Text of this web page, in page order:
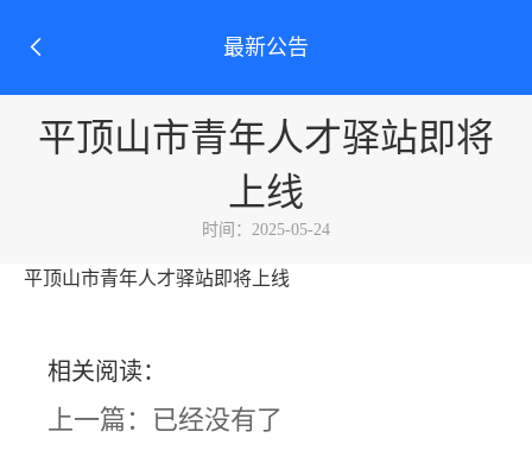
最新公告
平顶山市青年人才驿站即将
上线
时间：2025-05-24
平顶山市青年人才驿站即将上线
相关阅读：
上一篇：已经没有了